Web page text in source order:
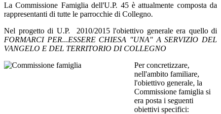
La Commissione Famiglia dell'U.P. 45 è attualmente composta da
rappresentanti di tutte le parrocchie di Collegno.
Nel progetto di U.P. 2010/2015 l'obiettivo generale era quello di
FORMARCI PER...ESSERE CHIESA "UNA" A SERVIZIO DEL
VANGELO E DEL TERRITORIO DI COLLEGNO
Per concretizzare,
nell'ambito familiare,
l'obiettivo generale, la
Commissione famiglia si
era posta i seguenti
obiettivi specifici: